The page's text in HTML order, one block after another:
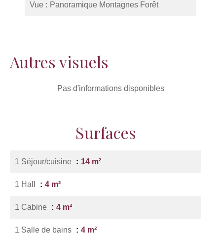
Vue Panoramique Montagnes Forêt
Autres visuels
Pas d'informations disponibles
Surfaces
1 Séjour/cuisine 14 m²
1 Hall 4 m²
1 Cabine 4 m²
1 Salle de bains 4 m²